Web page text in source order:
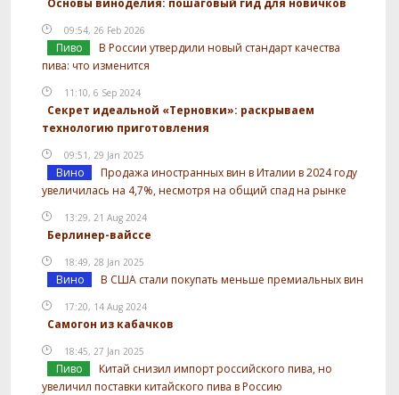
09:54, 26 Feb 2026
Пиво
В России утвердили новый стандарт качества
пива: что изменится
11:10, 6 Sep 2024
Секрет идеальной «Терновки»: раскрываем
технологию приготовления
09:51, 29 Jan 2025
Вино
Продажа иностранных вин в Италии в 2024 году
увеличилась на 4,7%, несмотря на общий спад на рынке
13:29, 21 Aug 2024
Берлинер-вайссе
18:49, 28 Jan 2025
Вино В США стали покупать меньше премиальных вин
17:20, 14 Aug 2024
Самогон из кабачков
18:45, 27 Jan 2025
Пиво
Китай снизил импорт российского пива, но
увеличил поставки китайского пива в Россию